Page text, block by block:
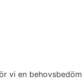
en